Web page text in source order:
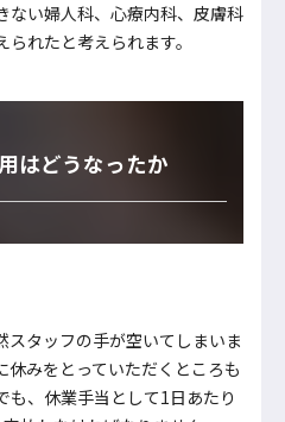
ない婦人科、心療内科、皮膚科
れたと考えられます。
はどうなったか
スタッフの手が空いてしまいま
みをとっていただくところも
も、休業手当として1日あたり